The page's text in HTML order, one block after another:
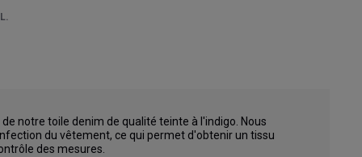
notre toile denim de qualité teinte à l'indigo. Nous
du vêtement, ce qui permet d'obtenir un tissu
des mesures.